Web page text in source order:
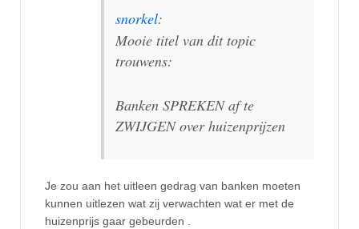
snorkel:
Mooie titel van dit topic
trouwens:
Banken SPREKEN af te
ZWIJGEN over huizenprijzen
Je zou aan het uitleen gedrag van banken moeten
kunnen uitlezen wat zij verwachten wat er met de
huizenprijs gaar gebeurden .